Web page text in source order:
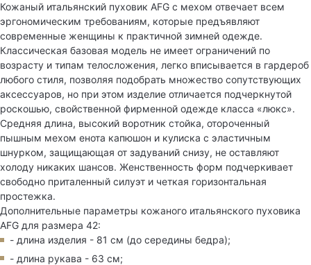
Кожаный итальянский пуховик AFG с мехом отвечает всем
эргономическим требованиям, которые предъявляют
современные женщины к практичной зимней одежде.
Классическая базовая модель не имеет ограничений по
возрасту и типам телосложения, легко вписывается в гардероб
любого стиля, позволяя подобрать множество сопутствующих
аксессуаров, но при этом изделие отличается подчеркнутой
роскошью, свойственной фирменной одежде класса «люкс».
Средняя длина, высокий воротник стойка, отороченный
пышным мехом енота капюшон и кулиска с эластичным
шнурком, защищающая от задуваний снизу, не оставляют
холоду никаких шансов. Женственность форм подчеркивает
свободно приталенный силуэт и четкая горизонтальная
простежка.
Дополнительные параметры кожаного итальянского пуховика
AFG для размера 42:
- длина изделия - 81 см (до середины бедра);
- длина рукава - 63 см;